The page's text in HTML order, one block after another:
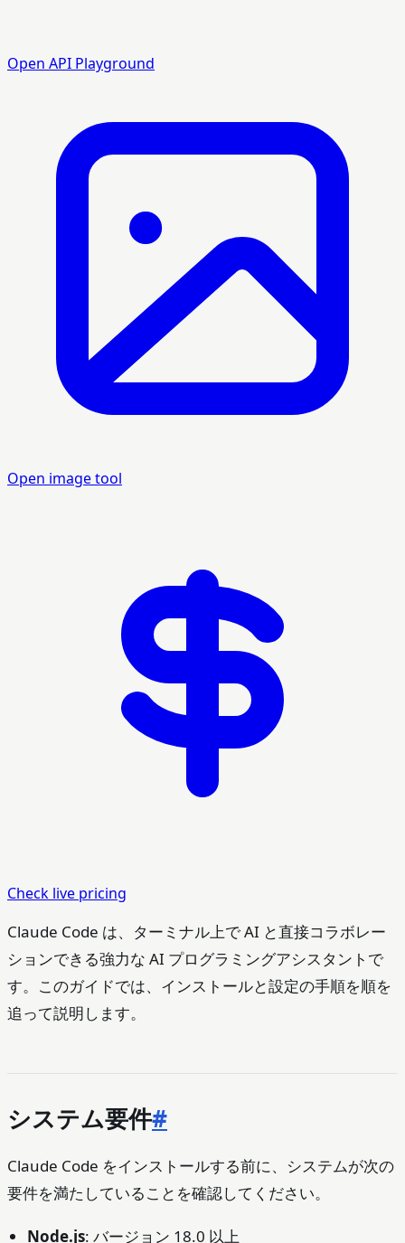
Open API Playground
Open image tool
Check live pricing
Claude Code は、ターミナル上で AI と直接コラボレー
ションできる強力な AI プログラミングアシスタントで
す。このガイドでは、インストールと設定の手順を順を
追って説明します。
システム要件#
Claude Code をインストールする前に、システムが次の
要件を満たしていることを確認してください。
Node.js: バージョン 18.0 以上